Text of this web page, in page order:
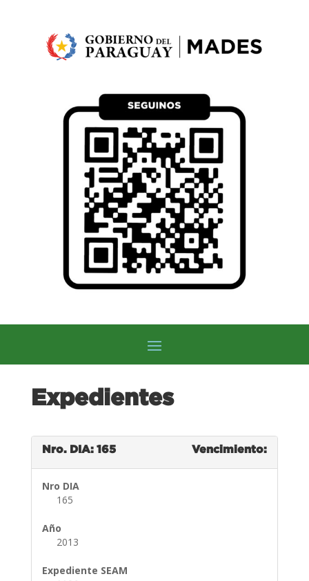
Expedientes
Nro. DIA: 165 Vencimiento:
Nro DIA
165
Año
2013
Expediente SEAM